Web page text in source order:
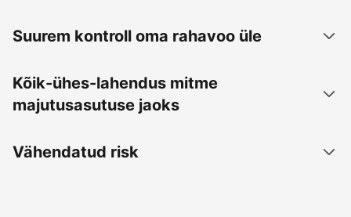
Suurem kontroll oma rahavoo üle
Kõik-ühes-lahendus mitme
majutusasutuse jaoks
Vähendatud risk